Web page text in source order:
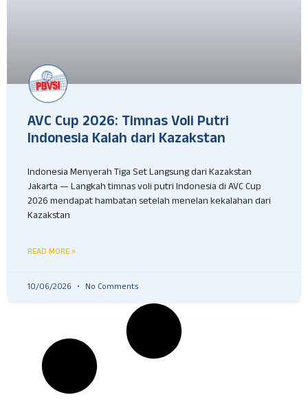
AVC Cup 2026: Timnas Voli Putri
Indonesia Kalah dari Kazakstan
Indonesia Menyerah Tiga Set Langsung dari Kazakstan
Jakarta — Langkah timnas voli putri Indonesia di AVC Cup
2026 mendapat hambatan setelah menelan kekalahan dari
Kazakstan
READ MORE »
10/06/2026 No Comments